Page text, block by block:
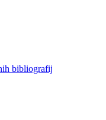
bibliografij